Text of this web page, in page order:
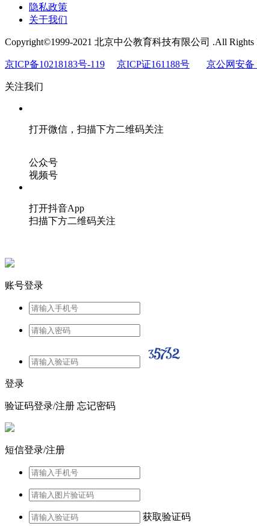
隐私政策
关于我们
Copyright©1999-2021 北京中公教育科技有限公司 .All Rights
京ICP备10218183号-119 京ICP证161188号 京公网安备
关注我们
打开微信，扫描下方二维码关注
公众号
视频号
打开抖音App
扫描下方二维码关注
账号登录
登录
验证码登录/注册 忘记密码
短信登录/注册
获取验证码